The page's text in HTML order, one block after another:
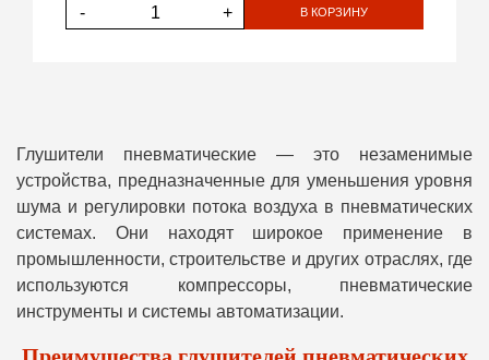
- + В КОРЗИНУ
Глушители пневматические — это незаменимые
устройства, предназначенные для уменьшения уровня
шума и регулировки потока воздуха в пневматических
системах. Они находят широкое применение в
промышленности, строительстве и других отраслях, где
используются компрессоры, пневматические
инструменты и системы автоматизации.